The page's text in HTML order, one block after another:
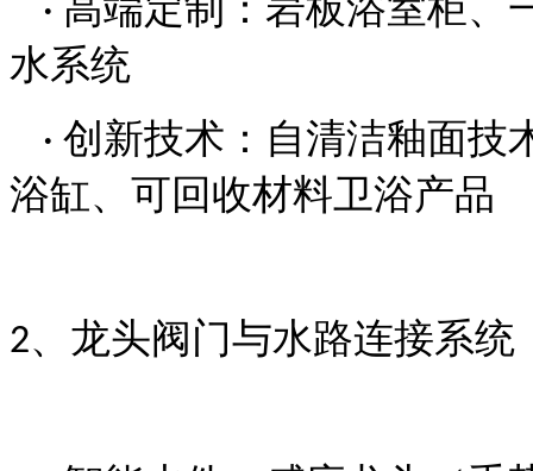
·
水系统
· 创新技术：自清洁釉面技
浴缸、可回收材料卫浴产品
2、龙头阀门与水路连接系统